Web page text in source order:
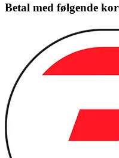
Betal med følgende